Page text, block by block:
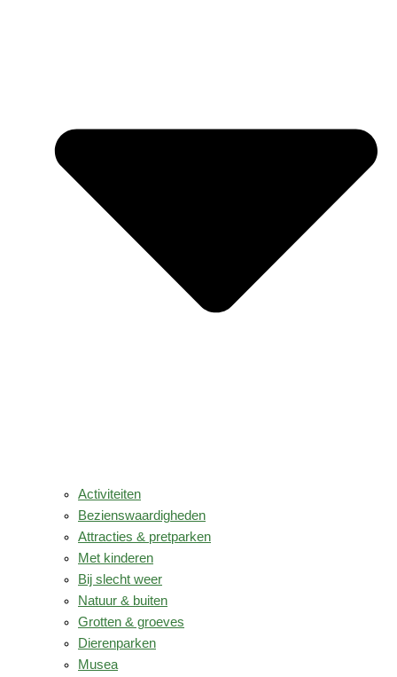
Activiteiten
Bezienswaardigheden
Attracties & pretparken
Met kinderen
Bij slecht weer
Natuur & buiten
Grotten & groeves
Dierenparken
Musea